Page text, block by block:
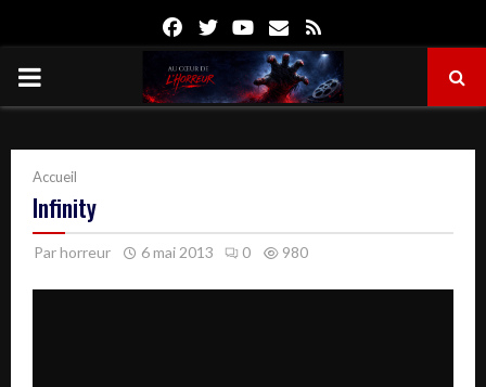
FacebookTwitterYoutube
Email
PRIMARY
Accueil
Infinity
Parhorreur 6 mai 2013 0 980